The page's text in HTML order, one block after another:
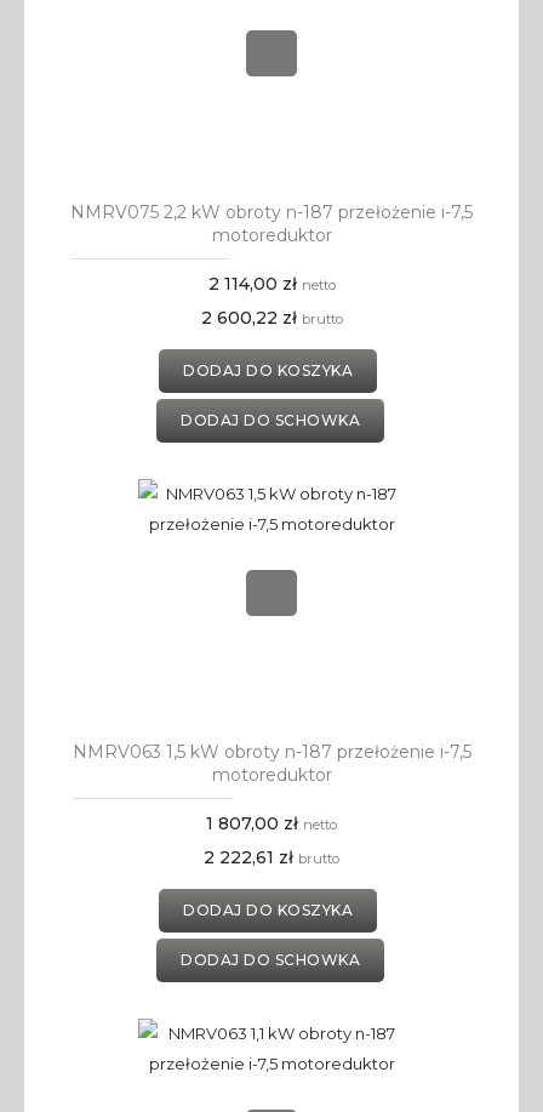
NMRV075 2,2 kW obroty n-187 przełożenie i-7,5
motoreduktor
2 114,00 zł netto
2 600,22 zł brutto
DODAJ DO KOSZYKA
DODAJ DO SCHOWKA
NMRV063 1,5 kW obroty n-187 przełożenie i-7,5
motoreduktor
1 807,00 zł netto
2 222,61 zł brutto
DODAJ DO KOSZYKA
DODAJ DO SCHOWKA